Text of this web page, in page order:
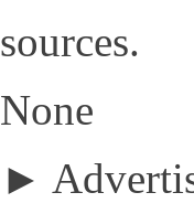
sources.
None
►